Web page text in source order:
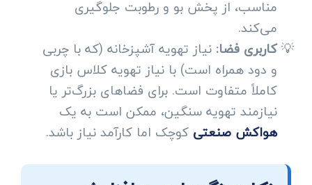
مناسب، از پخش بو و رطوبت جلوگیری
می‌کند.
کاربری فضا: نیاز تهویه آشپزخانه (که با چربی
و دود همراه است) با نیاز تهویه کلاس بازی
کاملاً متفاوت است. برای فضاهای بزرگ‌تر یا
نیازمند تهویه سنگین، ممکن است به یک
هواکش صنعتی کوچک اما کارآمد نیاز باشد.